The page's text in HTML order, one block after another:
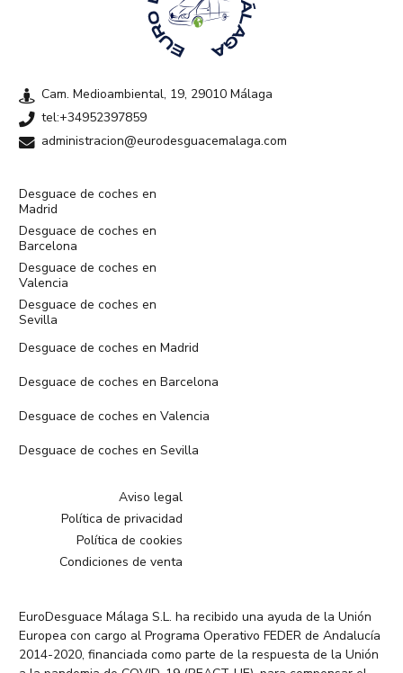
Cam. Medioambiental, 19, 29010 Málaga
tel:+34952397859
administracion@eurodesguacemalaga.com
Desguace de coches en
Madrid
Desguace de coches en
Barcelona
Desguace de coches en
Valencia
Desguace de coches en
Sevilla
Desguace de coches en Madrid
Desguace de coches en Barcelona
Desguace de coches en Valencia
Desguace de coches en Sevilla
Aviso legal
Política de privacidad
Política de cookies
Condiciones de venta
EuroDesguace Málaga S.L. ha recibido una ayuda de la Unión
Europea con cargo al Programa Operativo FEDER de Andalucía
2014-2020, financiada como parte de la respuesta de la Unión